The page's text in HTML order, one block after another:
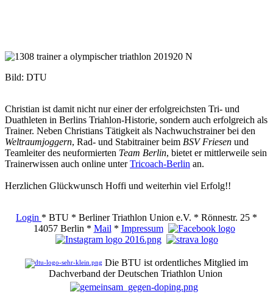
Bild: DTU
Christian ist damit nicht nur einer der erfolgreichsten Tri- und
Duathleten in Berlins Triahlon-Historie, sondern auch erfolgreich als
Trainer. Neben Christians Tätigkeit als Nachwuchstrainer bei den
Weltraumjoggern, Rad- und Stabitrainer beim BSV Friesen und
Teamleiter des neuformierten Team Berlin, bietet er mittlerweile sein
Trainerwissen auch online unterTricoach-Berlin an.
Herzlichen Glückwunsch Hoffi und weiterhin viel Erfolg!!
Login * BTU * Berliner Triathlon Union e.V. * Rönnestr. 25 *
14057 Berlin * Mail * Impressum
Die BTU ist ordentliches Mitglied im
Dachverband der Deutschen Triathlon Union